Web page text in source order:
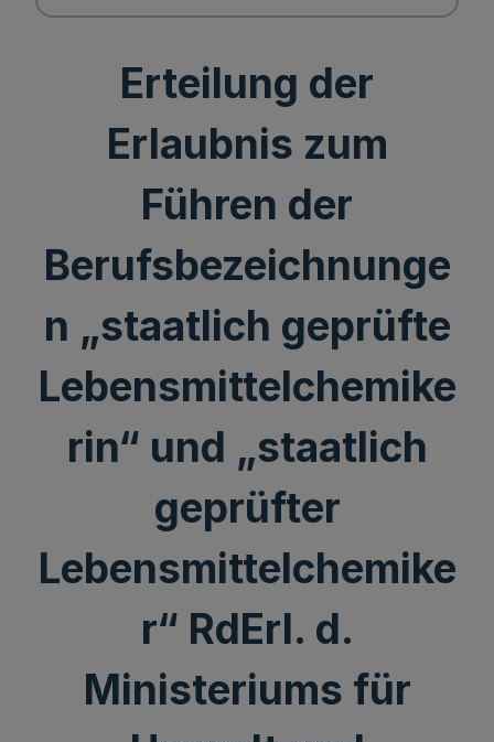
Erteilung der
Erlaubnis zum
Führen der
Berufsbezeichnunge
n „staatlich geprüfte
Lebensmittelchemike
rin“ und „staatlich
geprüfter
Lebensmittelchemike
r“ RdErl. d.
Ministeriums für